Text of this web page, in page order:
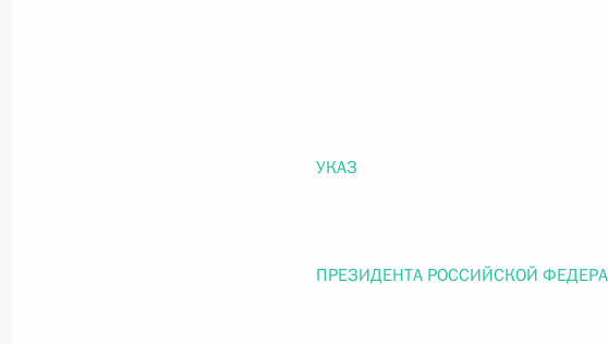
О внесении изменений в статью 11 Федерального закона
Федерального закона «Об образовании в Российской
УКАЗ
ПРЕЗИДЕНТА РОССИЙСКОЙ